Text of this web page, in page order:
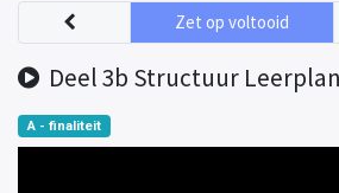
Deel 3b Structuur Leerplan
Zet op voltooid
A - finaliteit